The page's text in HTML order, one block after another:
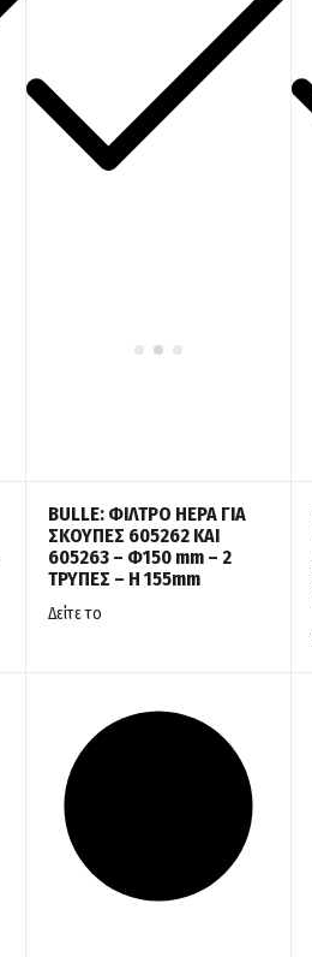
BULLE: ΦΙΛΤΡΟ HEPA ΓΙΑ
ΣΚΟΥΠΕΣ 605262 ΚΑΙ
605263 – Φ150 mm – 2
ΤΡΥΠΕΣ – Η 155mm
Δείτε το